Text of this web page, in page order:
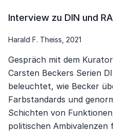
Interview zu DIN und
Harald F. Theiss, 2021
Gespräch mit dem
Carsten Beckers Serien
beleuchtet, wie Becker
Farbstandards und
Schichten von
politischen